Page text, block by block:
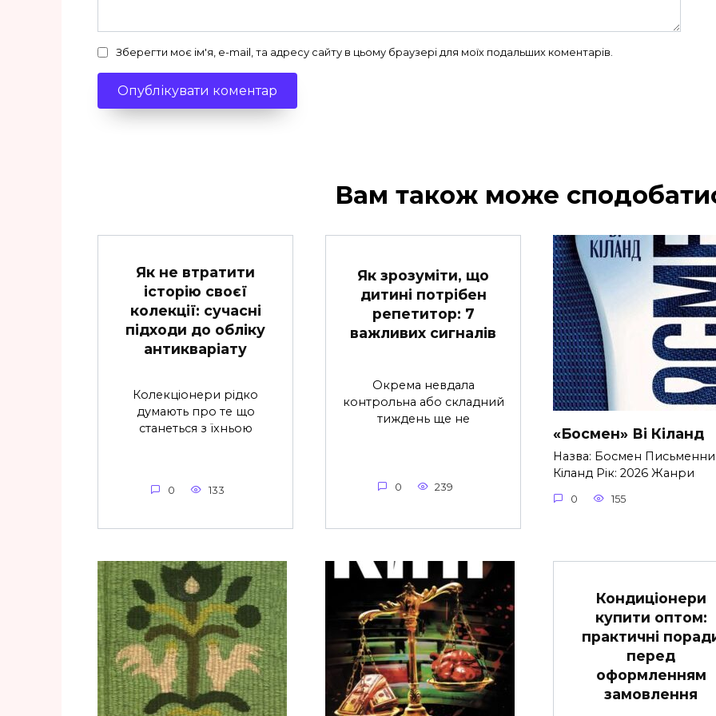
Зберегти моє ім'я, e-mail, та адресу сайту в цьому браузері для моїх подальших коментарів.
Вам також може
Як не втратити
історію своєї
колекції: сучасні
підходи до обліку
антикваріату
Колекціонери рідко
думають про те що
станеться з їхньою
0 133
Як зрозуміти, що
дитині потрібен
репетитор: 7
важливих сигналів
Окрема невдала
контрольна або складний
тиждень ще не
0 239
«Босмен» Ві Кіланд
Назва: Босмен
Кіланд Рік: 2026 Жанри
0 155
Кондиціонери
купити оптом:
практичні
перед
оформленням
замовлення